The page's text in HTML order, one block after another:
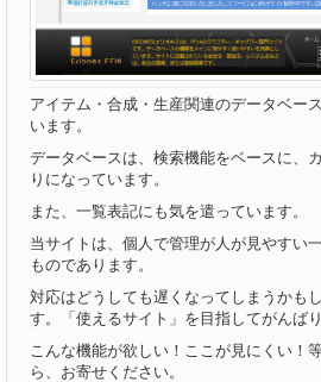
アイテム・合成・生産関連のデータベー
います。
データベースは、検索機能をベースに、
りになっています。
また、一覧表記にも気を遣っています。
当サイトは、個人で管理が人が見やすい
ものであります。
対応はどうしても遅くなってしまうかも
す。「使えるサイト」を目指してがんばり
こんな機能が欲しい！ここが見にくい！
ら、お寄せください。